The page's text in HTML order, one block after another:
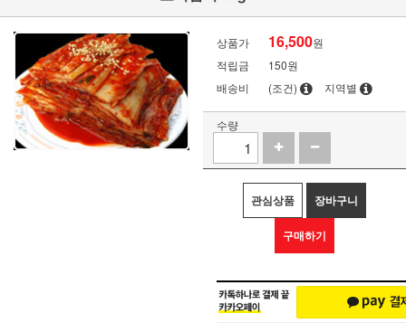
상품가 16,500원
적립금
150원
배송비
(조건) 지역별
수량
관심상품 장바구니
구매하기